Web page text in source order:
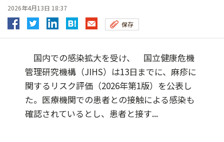
2026年4月13日 18:37
保存
国内での感染拡大を受け、 国立健康危機
管理研究機構（JIHS）は13日までに、麻疹に
関するリスク評価（2026年第1版）を公表し
た。医療機関での患者との接触による感染も
確認されているとし、患者と接す...